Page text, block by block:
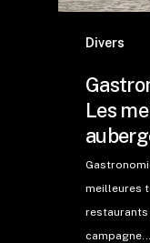
Divers
Les
meilleures
campagne.…